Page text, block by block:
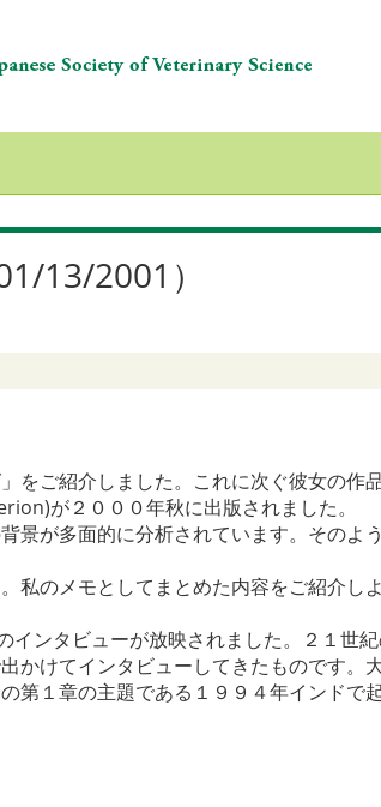
13/2001）
ご紹介しました。これに次ぐ彼女の作
が２０００年秋に出版されました。
が多面的に分析されています。そのよ
のメモとしてまとめた内容をご紹介し
ンタビューが放映されました。２１世
かけてインタビューしてきたものです
１章の主題である１９９４年インドで